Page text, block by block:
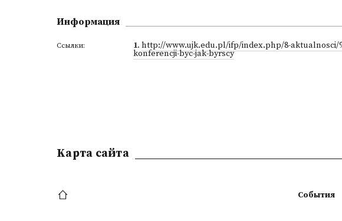
Информация
Ссылки: 1. http://www.ujk.edu.pl/ifp/index.php/8-aktualnosci/
konferencji-byc-jak-byrscy
Kарта сайта
События